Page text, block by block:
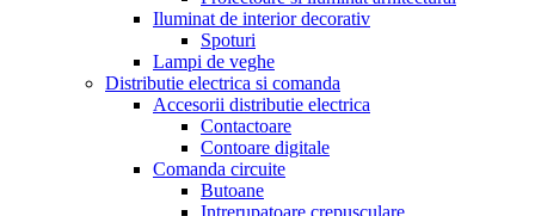
Iluminat de interior decorativ
Spoturi
Lampi de veghe
Distributie electrica si comanda
Accesorii distributie electrica
Contactoare
Contoare digitale
Comanda circuite
Butoane
Intrerupatoare crepusculare